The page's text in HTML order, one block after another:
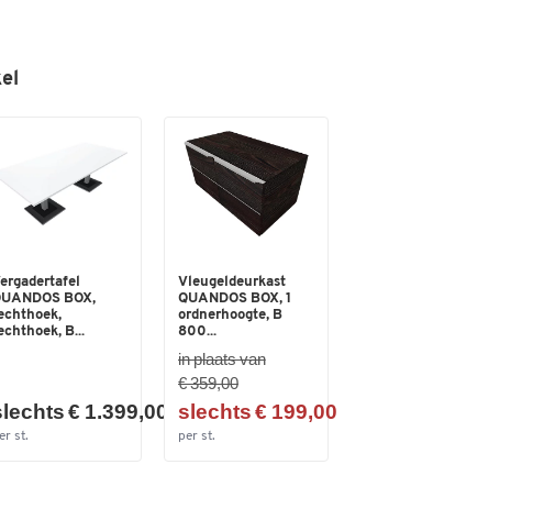
BOX,
B...
€ 1.399,00
st.
Vleugeldeurkast
QUANDOS BOX, 1
ordnerhoogte, B
800...
in plaats van
€ 359,00
slechts € 199,00
per st.